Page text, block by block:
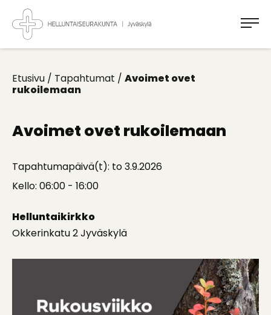
Takaisin
ylös
Jyväskylän
Helluntaiseurakunta
Koti
Etusivu / Tapahtumat / Avoimet ovet
rukoilemaan
Avoimet ovet rukoilemaan
Tapahtumapäivä(t): to 3.9.2026
Kello: 06:00 - 16:00
Helluntaikirkko
Okkerinkatu 2 Jyväskylä